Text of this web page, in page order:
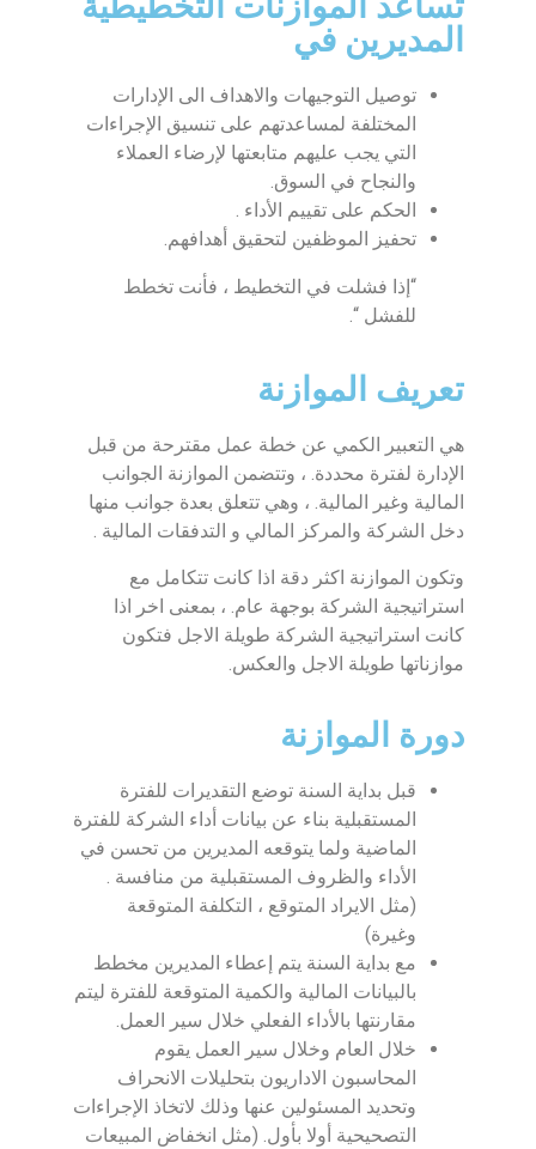
المديرين في
توصيل التوجيهات والاهداف الى الإدارات
المختلفة لمساعدتهم على تنسيق الإجراءات
التي يجب عليهم متابعتها لإرضاء العملاء
والنجاح في السوق.
الحكم على تقييم الأداء .
تحفيز الموظفين لتحقيق أهدافهم.
“إذا فشلت في التخطيط ، فأنت تخطط
للفشل “.
تعريف الموازنة
هي التعبير الكمي عن خطة عمل مقترحة من قبل
الإدارة لفترة محددة. ، وتتضمن الموازنة الجوانب
المالية وغير المالية. ، وهي تتعلق بعدة جوانب منها
دخل الشركة والمركز المالي و التدفقات المالية .
وتكون الموازنة اكثر دقة اذا كانت تتكامل مع
استراتيجية الشركة بوجهة عام. ، بمعنى اخر اذا
كانت استراتيجية الشركة طويلة الاجل فتكون
موازناتها طويلة الاجل والعكس.
دورة الموازنة
قبل بداية السنة توضع التقديرات للفترة
المستقبلية بناء عن بيانات أداء الشركة للفترة
الماضية ولما يتوقعه المديرين من تحسن في
الأداء والظروف المستقبلية من منافسة .
(مثل الايراد المتوقع ، التكلفة المتوقعة
وغيرة)
مع بداية السنة يتم إعطاء المديرين مخطط
بالبيانات المالية والكمية المتوقعة للفترة ليتم
مقارنتها بالأداء الفعلي خلال سير العمل.
خلال العام وخلال سير العمل يقوم
المحاسبون الاداريون بتحليلات الانحراف
وتحديد المسئولين عنها وذلك لاتخاذ الإجراءات
التصحيحية أولا بأول. (مثل انخفاض المبيعات